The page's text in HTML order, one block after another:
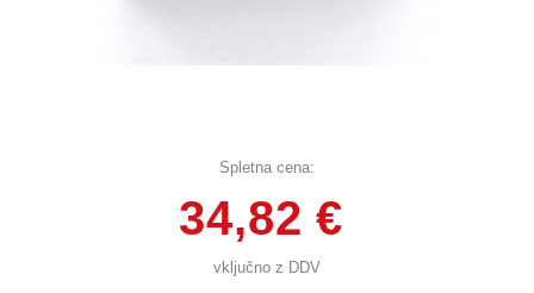
Spletna cena:
34,82 €
vključno z DDV